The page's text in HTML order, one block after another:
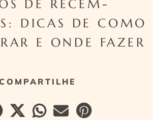
DE RECÉM-
DICAS DE COMO
E ONDE FAZER